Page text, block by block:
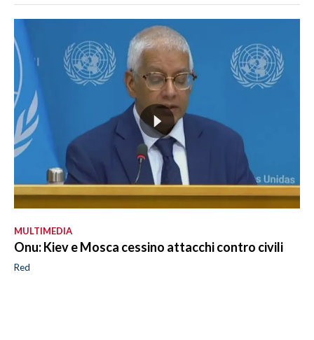
MULTIMEDIA
Onu: Kiev e Mosca cessino attacchi contro civili
Red